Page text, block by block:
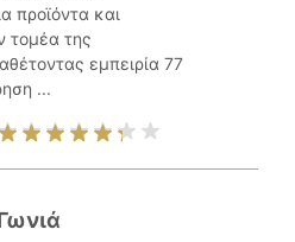
προϊόντα και
τομέα της
εμπειρία 77
...